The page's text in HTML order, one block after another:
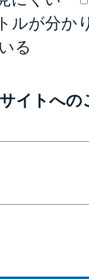
ルが分か
る
イトへ